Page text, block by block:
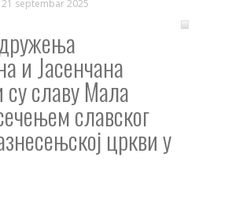
septembar 2025
и Јасенчана
славу Мала
славског
цркви у